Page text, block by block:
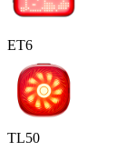
ET6
TL50